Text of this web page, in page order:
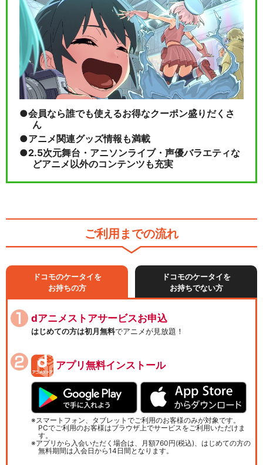
会員なら誰でも使えるお得なクーポン盛りだくさ
ん
アニメ関連グッズ情報も満載
2.5次元舞台・アニソンライブ・声優バラエティな
どアニメ以外のコンテンツも充実
ご利用までの流れ
ドコモのケータイを
お持ちの方
ドコモのケータイを
お持ちでない方
dアニメストアサービスお申込
はじめての方は初月無料でアニメが見放題！
アプリ無料インストール
スマートフォン、タブレットでご利用のお客様のみが対象です。
PCでご利用のお客様はブラウザ上でサービスをご利用いただけま
す。
アプリから入会いただく場合は、月額760円(税込)、はじめての方の
無料期間は入会日から14日間となります。